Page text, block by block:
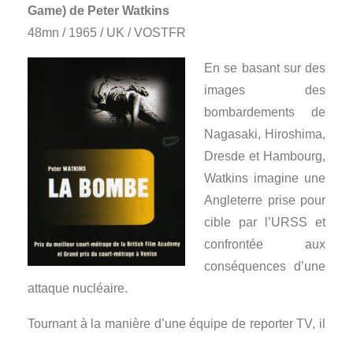
Game) de Peter Watkins
48mn / 1965 / UK / VOSTFR
En se basant sur des
images des
bombardements de
Nagasaki, Hiroshima,
Dresde et Hambourg,
Watkins imagine une
Angleterre prise pour
cible par l’URSS et
confrontée aux
conséquences d’une
attaque nucléaire.
Tournant à la manière d’une équipe de reporter TV, il